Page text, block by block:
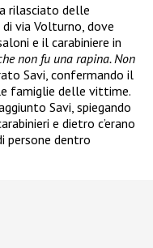
rilasciato delle
via Volturno, dove
e il carabiniere in
non fu una rapina. Non
Savi, confermando il
famiglie delle vittime.
Savi, spiegando
e dietro c’erano
persone dentro